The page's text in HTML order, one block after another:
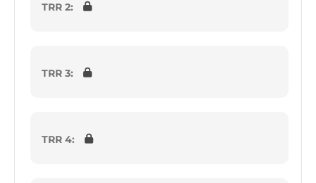
TRR 2:
TRR 3:
TRR 4: